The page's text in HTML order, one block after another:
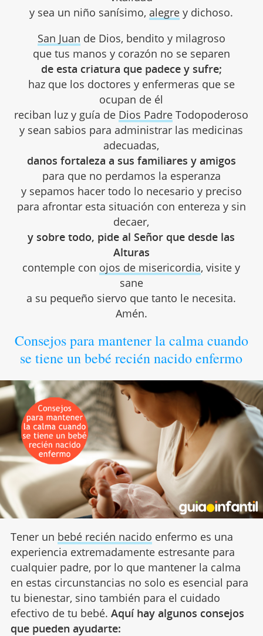
y sea un niño sanísimo, alegre y dichoso.
San Juan de Dios, bendito y milagroso
que tus manos y corazón no se separen
de esta criatura que padece y sufre;
haz que los doctores y enfermeras que se
ocupan de él
reciban luz y guía de Dios Padre Todopoderoso
y sean sabios para administrar las medicinas
adecuadas,
danos fortaleza a sus familiares y amigos
para que no perdamos la esperanza
y sepamos hacer todo lo necesario y preciso
para afrontar esta situación con entereza y sin
decaer,
y sobre todo, pide al Señor que desde las
Alturas
contemple con ojos de misericordia, visite y
sane
a su pequeño siervo que tanto le necesita.
Amén.
Consejos para mantener la calma cuando
se tiene un bebé recién nacido enfermo
Tener un bebé recién nacido enfermo es una
experiencia extremadamente estresante para
cualquier padre, por lo que mantener la calma
en estas circunstancias no solo es esencial para
tu bienestar, sino también para el cuidado
efectivo de tu bebé. Aquí hay algunos consejos
que pueden ayudarte: